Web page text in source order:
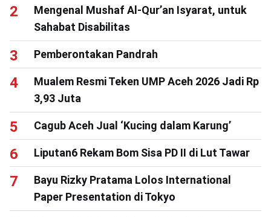
Mengenal Mushaf Al-Qur’an Isyarat, untuk
Sahabat Disabilitas
Pemberontakan Pandrah
Mualem Resmi Teken UMP Aceh 2026 Jadi Rp
3,93 Juta
Cagub Aceh Jual ‘Kucing dalam Karung’
Liputan6 Rekam Bom Sisa PD II di Lut Tawar
Bayu Rizky Pratama Lolos International
Paper Presentation di Tokyo